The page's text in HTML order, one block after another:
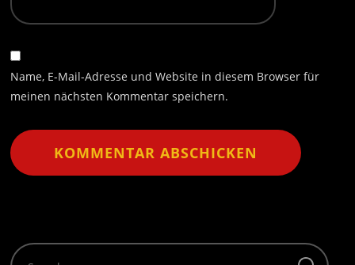
Name, E-Mail-Adresse und Website in diesem Browser für
meinen nächsten Kommentar speichern.